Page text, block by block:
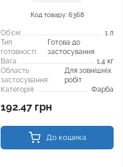
Код товару: 6368
Об'єм:
1 л
Тип
готовності:
Готова до
застосування
Вага:
1,4 кг
Область
застосування:
Для зовнішніх
робіт
Категорія:
Фарба
192.47 грн
До кошика